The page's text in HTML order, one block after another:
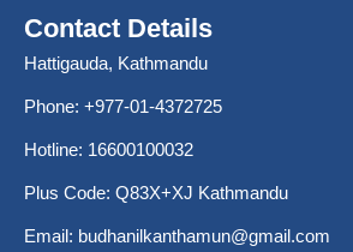
Contact Details
Hattigauda, Kathmandu
Phone: +977-01-4372725
Hotline: 16600100032
Plus Code: Q83X+XJ Kathmandu
Email: budhanilkanthamun@gmail.com